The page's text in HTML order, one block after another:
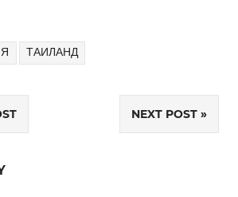
ТАИЛАНД
NEXT POST